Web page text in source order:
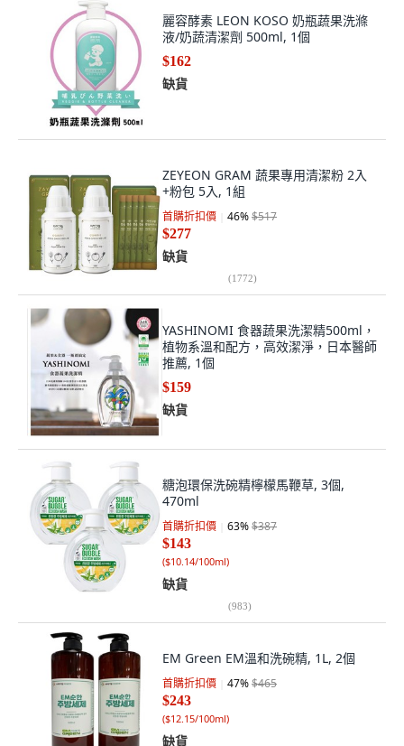
麗容酵素 LEON KOSO 奶瓶蔬果洗滌
液/奶蔬清潔劑 500ml, 1個
$162
缺貨
ZEYEON GRAM 蔬果專用清潔粉 2入
+粉包 5入, 1組
首購折扣價 46%$517
$277
缺貨
(1772)
YASHINOMI 食器蔬果洗潔精500ml，
植物系溫和配方，高效潔淨，日本醫師
推薦, 1個
$159
缺貨
糖泡環保洗碗精檸檬馬鞭草, 3個,
470ml
首購折扣價 63%$387
$143
($10.14/100ml)
缺貨
(983)
EM Green EM溫和洗碗精, 1L, 2個
首購折扣價 47%$465
$243
($12.15/100ml)
缺貨